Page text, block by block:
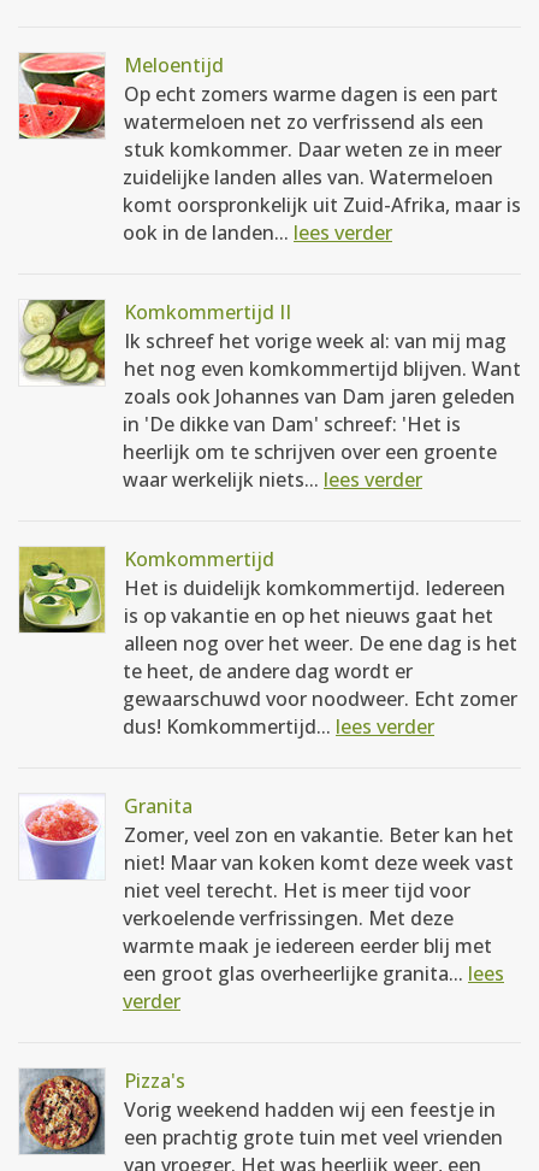
Meloentijd
Op echt zomers warme dagen is een part
watermeloen net zo verfrissend als een
stuk komkommer. Daar weten ze in meer
zuidelijke landen alles van. Watermeloen
komt oorspronkelijk uit Zuid-Afrika, maar is
ook in de landen... lees verder
Komkommertijd II
Ik schreef het vorige week al: van mij mag
het nog even komkommertijd blijven. Want
zoals ook Johannes van Dam jaren geleden
in 'De dikke van Dam' schreef: 'Het is
heerlijk om te schrijven over een groente
waar werkelijk niets... lees verder
Komkommertijd
Het is duidelijk komkommertijd. Iedereen
is op vakantie en op het nieuws gaat het
alleen nog over het weer. De ene dag is het
te heet, de andere dag wordt er
gewaarschuwd voor noodweer. Echt zomer
dus! Komkommertijd... lees verder
Granita
Zomer, veel zon en vakantie. Beter kan het
niet! Maar van koken komt deze week vast
niet veel terecht. Het is meer tijd voor
verkoelende verfrissingen. Met deze
warmte maak je iedereen eerder blij met
een groot glas overheerlijke granita... lees
verder
Pizza's
Vorig weekend hadden wij een feestje in
een prachtig grote tuin met veel vrienden
van vroeger. Het was heerlijk weer, een